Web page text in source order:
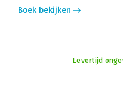
Boek bekijken
Levertijd